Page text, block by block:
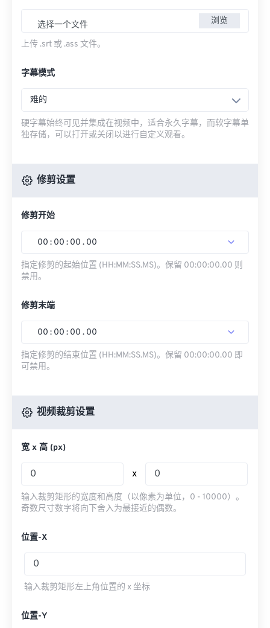
选择一个文件 浏览
上传 .srt 或 .ass 文件。
字幕模式
难的
硬字幕始终可见并集成在视频中，适合永久字幕，而软字幕单
独存储，可以打开或关闭以进行自定义观看。
修剪设置
修剪开始
00 : 00 : 00 . 00
指定修剪的起始位置 (HH:MM:SS.MS)。保留 00:00:00.00 则
禁用。
修剪末端
00 : 00 : 00 . 00
指定修剪的结束位置 (HH:MM:SS.MS)。保留 00:00:00.00 即
可禁用。
视频裁剪设置
宽 x 高 (px)
x
输入裁剪矩形的宽度和高度（以像素为单位，0 - 10000）。
奇数尺寸数字将向下舍入为最接近的偶数。
位置-X
输入裁剪矩形左上角位置的 x 坐标
位置-Y